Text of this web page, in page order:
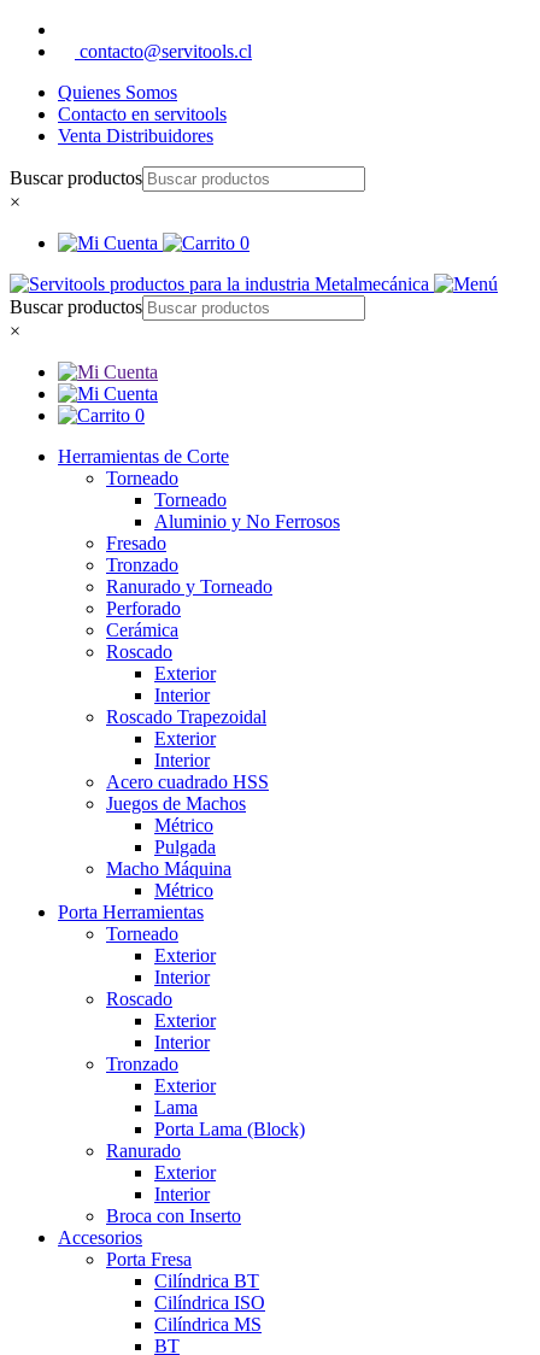
contacto@servitools.cl
Quienes Somos
Contacto en servitools
Venta Distribuidores
Buscar productos
×
0
Buscar productos
×
0
Herramientas de Corte
Torneado
Torneado
Aluminio y No Ferrosos
Fresado
Tronzado
Ranurado y Torneado
Perforado
Cerámica
Roscado
Exterior
Interior
Roscado Trapezoidal
Exterior
Interior
Acero cuadrado HSS
Juegos de Machos
Métrico
Pulgada
Macho Máquina
Métrico
Porta Herramientas
Torneado
Exterior
Interior
Roscado
Exterior
Interior
Tronzado
Exterior
Lama
Porta Lama (Block)
Ranurado
Exterior
Interior
Broca con Inserto
Accesorios
Porta Fresa
Cilíndrica BT
Cilíndrica ISO
Cilíndrica MS
BT